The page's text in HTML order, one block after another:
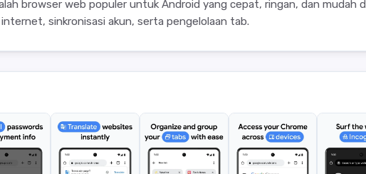
browser web populer untuk Android yang cepat, ringan, dan mudah
sinkronisasi akun, serta pengelolaan tab.